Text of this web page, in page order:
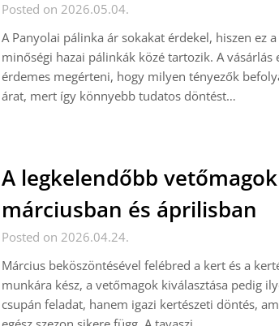
Posted on 2026.05.04.
A Panyolai pálinka ár sokakat érdekel, hiszen ez
minőségi hazai pálinkák közé tartozik. A vásárlás
érdemes megérteni, hogy milyen tényezők
árat, mert így könnyebb tudatos döntést…
A legkelendőbb vetőmagok
márciusban és áprilisban
Posted on 2026.04.24.
Március beköszöntésével felébred a kert és a
munkára kész, a vetőmagok kiválasztása pedig
csupán feladat, hanem igazi kertészeti döntés,